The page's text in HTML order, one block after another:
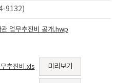
9132)
업무추진비 공개.hwp
추진비.xls 미리보기